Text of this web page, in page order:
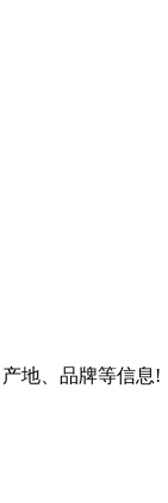
地、品牌等信息!